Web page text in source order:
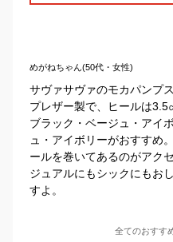
めがねちゃん(50代・女性)
サヴァサヴァのモカパンプ
プレザー製で、ヒールは3.5
ブラック・ベージュ・アイ
ュ・アイボリーがおすすめ
ールを巻いてあるのがアク
ジュアルにもシックにもお
すよ。
全てのおすす